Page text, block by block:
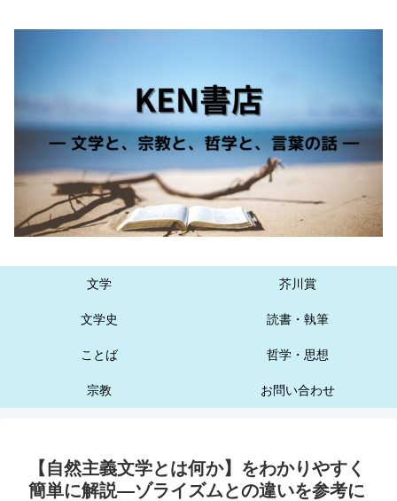
文学 芥川賞
文学史 読書・執筆
ことば 哲学・思想
宗教 お問い合わせ
【自然主義文学とは何か】をわかりやすく
簡単に解説―ゾライズムとの違いを参考に